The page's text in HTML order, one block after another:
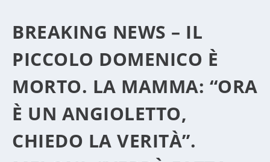
BREAKING NEWS – IL
PICCOLO DOMENICO È
MORTO. LA MAMMA: “ORA
È UN ANGIOLETTO,
CHIEDO LA VERITÀ”.